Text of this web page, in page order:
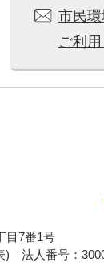
市民
ご利用
目7番1号
) 法人番号：